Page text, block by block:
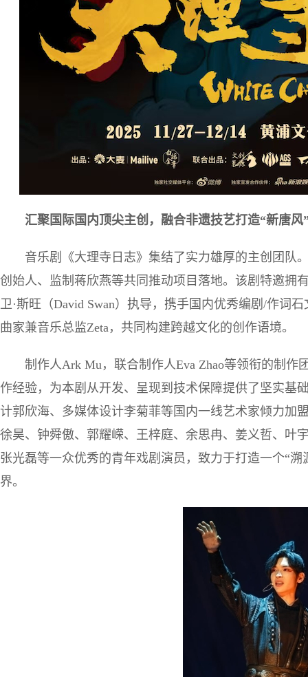
汇聚国际国内顶尖主创，融合非遗技艺打造“新唐风
音乐剧《大理寺日志》集结了实力雄厚的主创团队
创始人、监制蒋欣燕等共同推动项目落地。该剧特邀拥
卫·斯旺（David Swan）执导，携手国内优秀编剧/作词
曲家兼音乐总监Zeta，共同构建跨越文化的创作语境。
制作人Ark Mu，联合制作人Eva Zhao等领衔的制
作经验，为本剧从开发、呈现到技术保障提供了坚实基
计郭欣海、多媒体设计李菊菲等国内一线艺术家倾力加
徐昊、钟舜傲、郭耀嵘、王梓庭、余思冉、姜义哲、叶
张光磊等一众优秀的青年戏剧演员，致力于打造一个“
界。